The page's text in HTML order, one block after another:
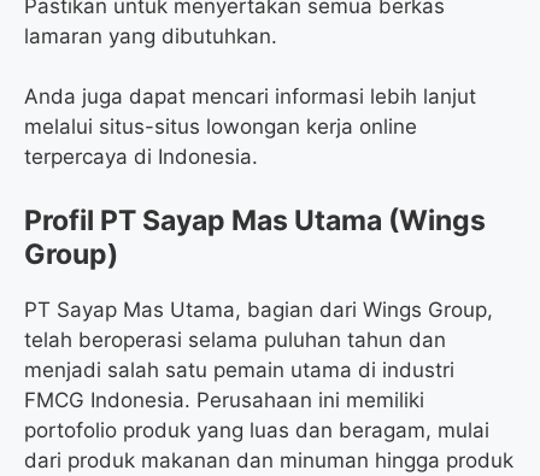
Pastikan untuk menyertakan semua berkas
lamaran yang dibutuhkan.
Anda juga dapat mencari informasi lebih lanjut
melalui situs-situs lowongan kerja online
terpercaya di Indonesia.
Profil PT Sayap Mas Utama (Wings
Group)
PT Sayap Mas Utama, bagian dari Wings Group,
telah beroperasi selama puluhan tahun dan
menjadi salah satu pemain utama di industri
FMCG Indonesia. Perusahaan ini memiliki
portofolio produk yang luas dan beragam, mulai
dari produk makanan dan minuman hingga produk